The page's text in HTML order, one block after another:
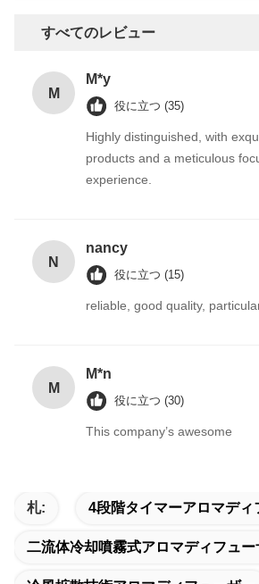
すべてのレビュー
M
M*y
役に立つ (35)
Highly distinguished, with
products and a meticulous
experience.
N
nancy
役に立つ (15)
reliable, good quality,
M
M*n
役に立つ (30)
This company’s awesome
札: 4段階タイマーアロマディ
二流体冷却噴霧式アロマディフュー